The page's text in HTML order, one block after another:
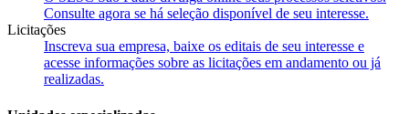
Consulte agora se há seleção disponível de seu interesse.
Licitações
Inscreva sua empresa, baixe os editais de seu interesse e
acesse informações sobre as licitações em andamento ou já
realizadas.